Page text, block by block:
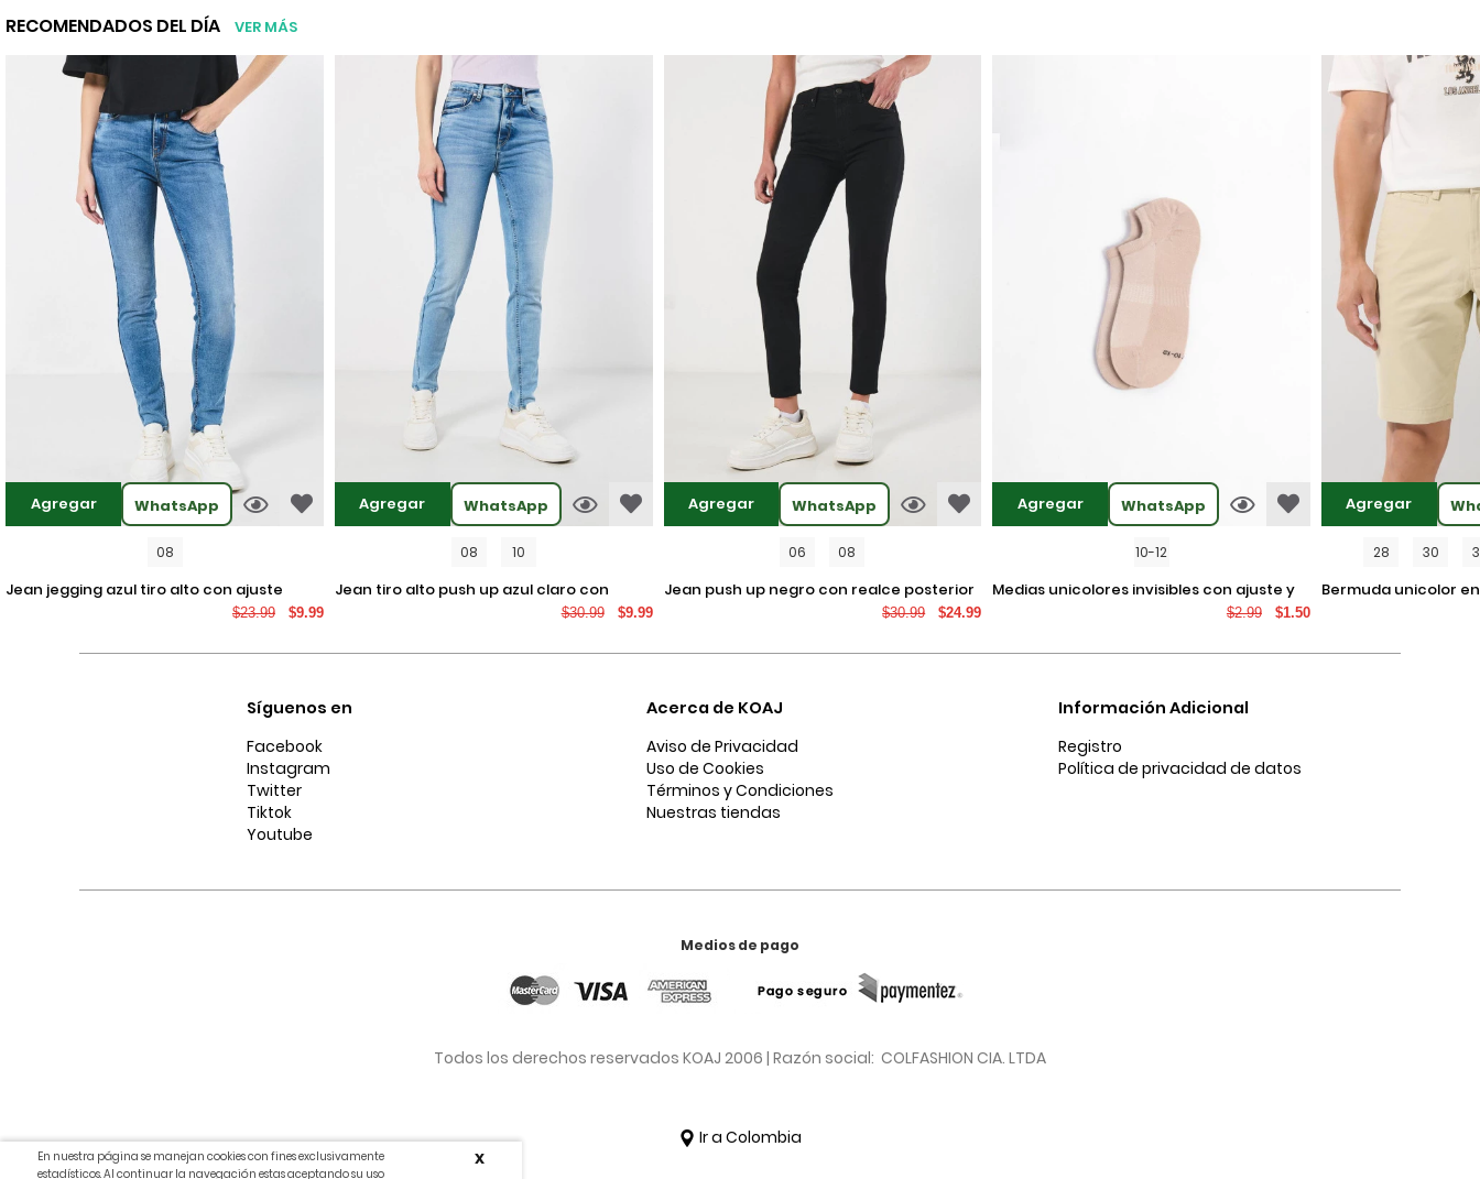
RECOMENDADOS DEL DÍA VER MÁS
Agregar WhatsApp
08
jean jegging azul tiro alto con ajuste
$23.99 $9.99
Agregar WhatsApp
08 10
jean tiro alto push up azul claro con
$30.99 $9.99
Agregar WhatsApp
06 08
jean push up negro con realce posterior
$30.99 $24.99
Agregar WhatsApp
10-12
medias unicolores invisibles con ajuste y
$2.99 $1.50
Agregar
28 30
bermuda unicolor en dril ajustada con
Síguenos en
Facebook
Instagram
Twitter
Tiktok
Youtube
Acerca de KOAJ
Aviso de Privacidad
Uso de Cookies
Términos y Condiciones
Nuestras tiendas
Información Adicional
Registro
Política de privacidad de datos
Medios de pago
Todos los derechos reservados KOAJ 2006 | Razón social: COLFASHION CIA. LTDA
Ir a Colombia
En nuestra página se manejan cookies con fines exclusivamente
estadísticos. Al continuar la navegación estas aceptando su uso
X